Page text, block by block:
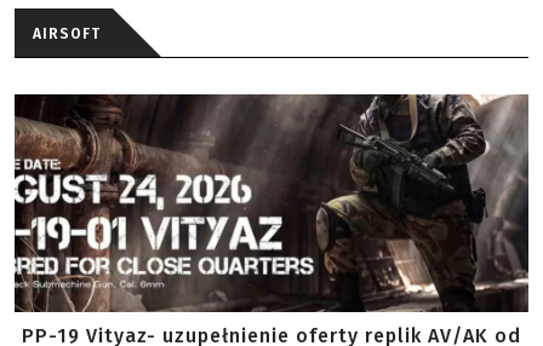
AIRSOFT
PP-19 Vityaz- uzupełnienie oferty replik AV/AK od